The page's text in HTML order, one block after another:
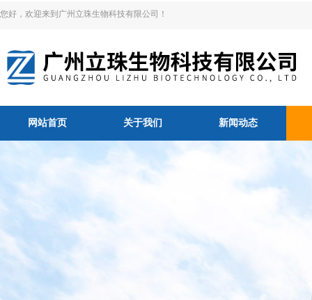
您好，欢迎来到广州立珠生物科技有限公司！
网站首页 关于我们 新闻动态